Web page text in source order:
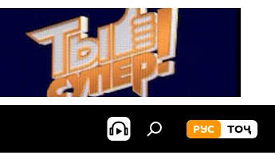
РУС ТОҶ